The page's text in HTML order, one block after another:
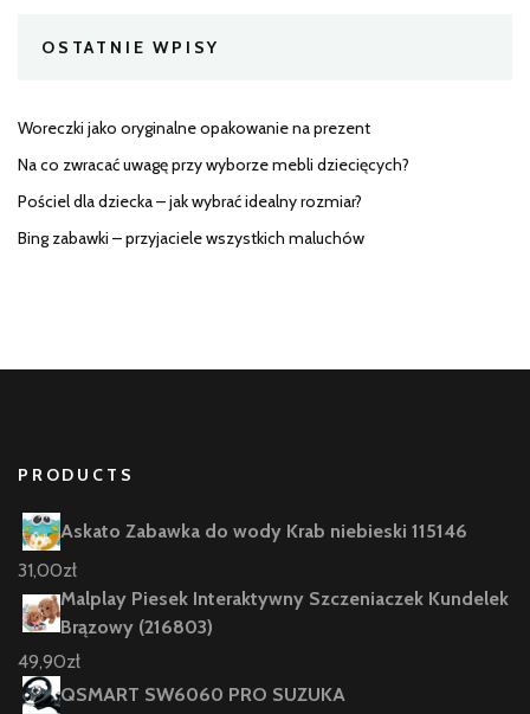
OSTATNIE WPISY
Woreczki jako oryginalne opakowanie na prezent
Na co zwracać uwagę przy wyborze mebli dziecięcych?
Pościel dla dziecka – jak wybrać idealny rozmiar?
Bing zabawki – przyjaciele wszystkich maluchów
PRODUCTS
Askato Zabawka do wody Krab niebieski 115146
31,00zł
Malplay Piesek Interaktywny Szczeniaczek Kundelek
Brązowy (216803)
49,90zł
QSMART SW6060 PRO SUZUKA